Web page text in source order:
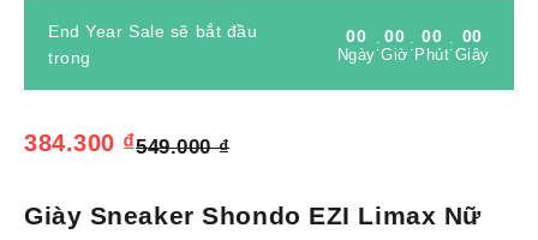
End Year Sale sẽ bắt đầu
trong
00
Ngày
: 00
Giờ
: 00
Phút
: 00
Giây
Giá bán
384.300 ₫Giá thông thường
549.000 ₫
Giày Sneaker Shondo EZI Limax Nữ